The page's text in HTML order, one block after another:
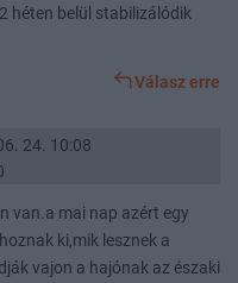
héten belül stabilizálódik
Válasz erre
24. 10:08
van.a mai nap azért egy
ki,mik lesznek a
vajon a hajónak az északi